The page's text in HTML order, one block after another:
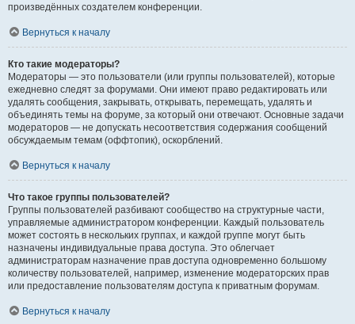
произведённых создателем конференции.
Вернуться к началу
Кто такие модераторы?
Модераторы — это пользователи (или группы пользователей), которые
ежедневно следят за форумами. Они имеют право редактировать или
удалять сообщения, закрывать, открывать, перемещать, удалять и
объединять темы на форуме, за который они отвечают. Основные задачи
модераторов — не допускать несоответствия содержания сообщений
обсуждаемым темам (оффтопик), оскорблений.
Вернуться к началу
Что такое группы пользователей?
Группы пользователей разбивают сообщество на структурные части,
управляемые администратором конференции. Каждый пользователь
может состоять в нескольких группах, и каждой группе могут быть
назначены индивидуальные права доступа. Это облегчает
администраторам назначение прав доступа одновременно большому
количеству пользователей, например, изменение модераторских прав
или предоставление пользователям доступа к приватным форумам.
Вернуться к началу